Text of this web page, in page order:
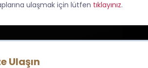
ulaşmak için lütfen tıklayınız.
Ulaşın